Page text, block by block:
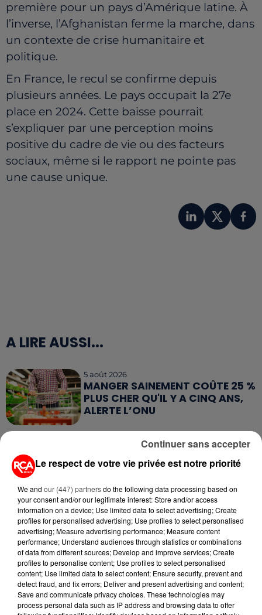
première pour un pays d’Amérique latine. À
l’inverse, l’Afghanistan ferme la marche, dans
un contexte de crise humanitaire et
politique.
En France, le recul se confirme depuis
plusieurs années. Le pays occupait la 27e
place en 2024. Cette baisse pourrait
s’expliquer par une perception moins
positive du cadre de vie ou des facteurs
sociaux, même si le rapport ne pointe pas
une cause unique.
A LIRE AUSSI...
5 août 2026
MANGER SAINEMENT COÛTE 25 %
PLUS CHER QU'IL Y A CINQ ANS,
ALERTE L’ONU
RÉSEAUX SOCIAUX : LES MOINS
DE 15 ANS BIENTÔT
DÉCONNECTÉS
17 juillet 2026
CLIMAT : LES ÉMISSIONS DE GAZ
À EFFET DE SERRE ONT
NETTEMENT BAISSÉ...
16 juillet 2026
AFFAIRE JUBILLAR : VERS LA FIN
D'UNE ENQUÊTE QUI DURE DEPUIS
2020
Le respect de votre vie privée est notre priorité
We and our (447) partnersdo the following data processing based on
your consent and/or our legitimate interest: Store and/or access
information on a device; Use limited data to select advertising; Create
profiles for personalised advertising; Use profiles to select personalised
advertising; Measure advertising performance; Measure content
performance; Understand audiences through statistics or combinations
of data from different sources; Develop and improve services; Create
profiles to personalise content; Use profiles to select personalised
content; Use limited data to select content; Ensure security, prevent and
detect fraud, and fix errors; Deliver and present advertising and content;
Save and communicate privacy choices. These technologies may
process personal data such as IP address and browsing data to offer
Continuer sans accepter